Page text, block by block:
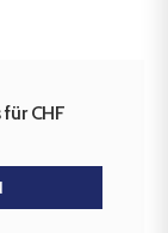
CHF